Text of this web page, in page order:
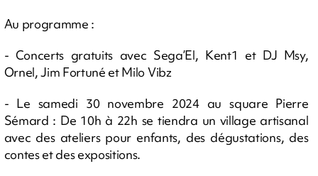
Au programme :
- Concerts gratuits avec Sega’El, Kent1 et DJ Msy,
Ornel, Jim Fortuné et Milo Vibz
- Le samedi 30 novembre 2024 au square Pierre
Sémard : De 10h à 22h se tiendra un village artisanal
avec des ateliers pour enfants, des dégustations, des
contes et des expositions.